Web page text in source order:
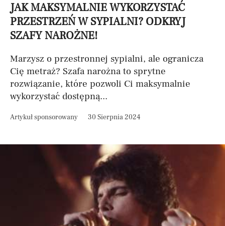
JAK MAKSYMALNIE WYKORZYSTAĆ
PRZESTRZEŃ W SYPIALNI? ODKRYJ
SZAFY NAROŻNE!
Marzysz o przestronnej sypialni, ale ogranicza
Cię metraż? Szafa narożna to sprytne
rozwiązanie, które pozwoli Ci maksymalnie
wykorzystać dostępną...
Artykuł sponsorowany 30 Sierpnia 2024